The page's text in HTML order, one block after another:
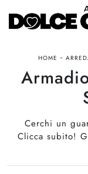
HOME -
Cerchi un
Clicca subito!